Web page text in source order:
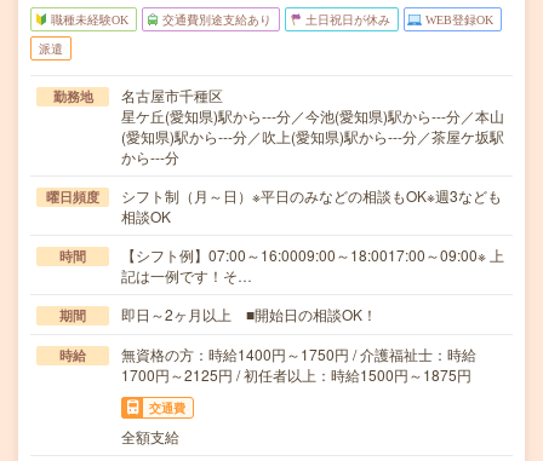
職種未経験OK 交通費別途支給あり 土日祝日が休み WEB登録OK
派遣
勤務地
名古屋市千種区
星ケ丘(愛知県)駅から---分／今池(愛知県)駅から---分／本山
(愛知県)駅から---分／吹上(愛知県)駅から---分／茶屋ケ坂駅
から---分
曜日頻度
シフト制（月～日）※平日のみなどの相談もOK※週3なども
相談OK
時間
【シフト例】07:00～16:0009:00～18:0017:00～09:00※ 上
記は一例です！そ…
期間 即日～2ヶ月以上 ■開始日の相談OK！
時給
無資格の方：時給1400円～1750円 / 介護福祉士：時給
1700円～2125円 / 初任者以上：時給1500円～1875円
交通費
全額支給